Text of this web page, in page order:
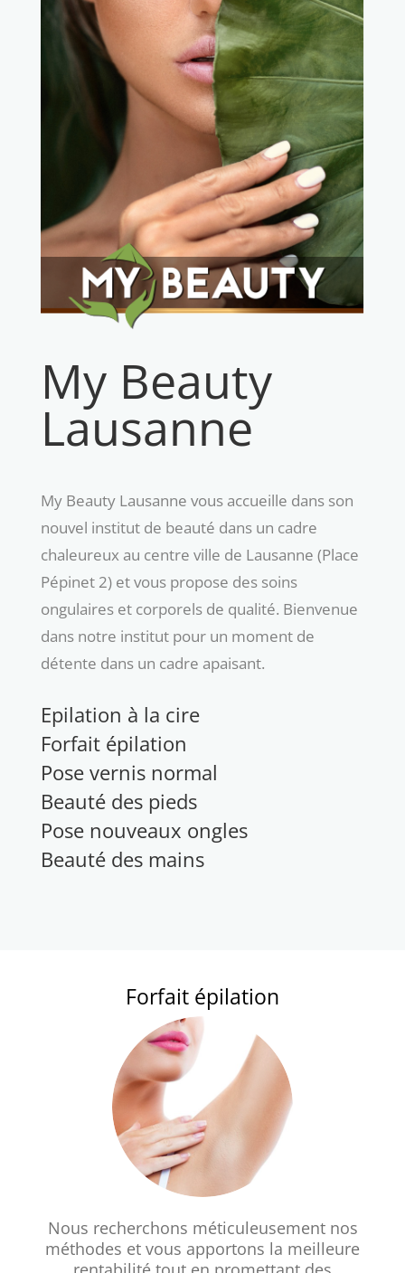
My Beauty
Lausanne
My Beauty Lausanne vous accueille dans son
nouvel institut de beauté dans un cadre
chaleureux au centre ville de Lausanne (Place
Pépinet 2) et vous propose des soins
ongulaires et corporels de qualité. Bienvenue
dans notre institut pour un moment de
détente dans un cadre apaisant.
Epilation à la cire
Forfait épilation
Pose vernis normal
Beauté des pieds
Pose nouveaux ongles
Beauté des mains
Forfait épilation
Nous recherchons méticuleusement nos
méthodes et vous apportons la meilleure